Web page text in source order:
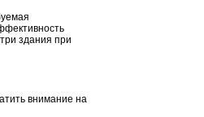
здания при
внимание на